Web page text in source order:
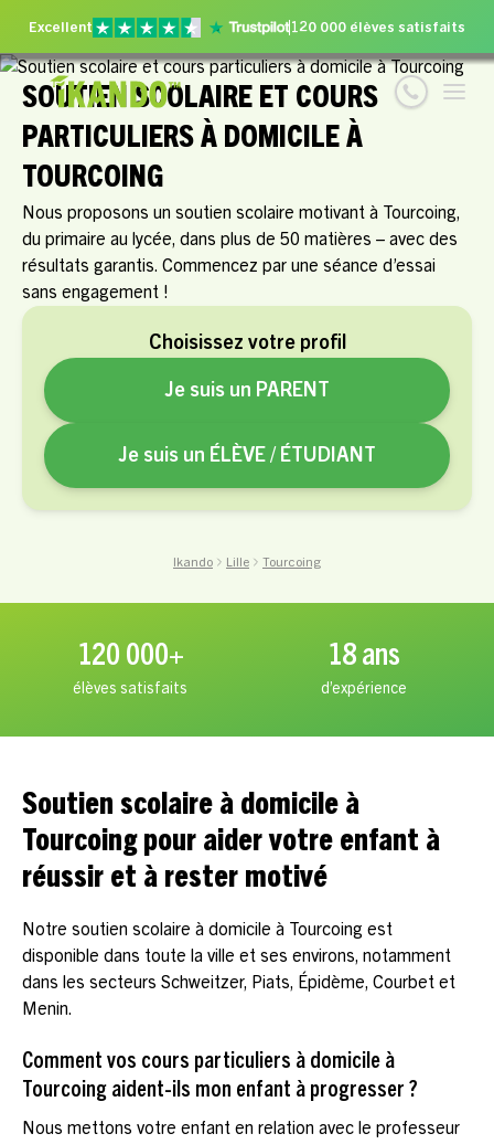
Excellent 120 000 élèves satisfaits
Ikando Lille Tourcoing
SOUTIEN SCOLAIRE ET COURS
PARTICULIERS À DOMICILE À
TOURCOING
Nous proposons un soutien scolaire motivant à Tourcoing,
du primaire au lycée, dans plus de 50 matières – avec des
résultats garantis. Commencez par une séance d’essai
sans engagement !
Choisissez votre profil
Je suis un PARENT
Je suis un ÉLÈVE / ÉTUDIANT
120 000+
élèves satisfaits
18 ans
d’expérience
Soutien scolaire à domicile à
Tourcoing pour aider votre enfant à
réussir et à rester motivé
Notre soutien scolaire à domicile à Tourcoing est
disponible dans toute la ville et ses environs, notamment
dans les secteurs Schweitzer, Piats, Épidème, Courbet et
Menin.
Comment vos cours particuliers à domicile à
Tourcoing aident-ils mon enfant à progresser ?
Nous mettons votre enfant en relation avec le professeur